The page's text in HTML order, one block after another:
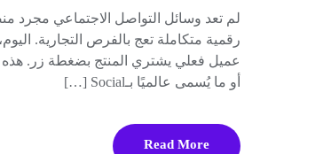
لم تعد وسائل التواصل الاجتماعي مجرد
رقمية متكاملة تعج بالفرص التجارية.
عميل فعلي يشتري المنتج بضغطة زر. هذه
أو ما يُسمى عالميًا بـSocial […]
Read More